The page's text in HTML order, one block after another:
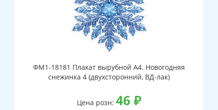
ФМ1-18181 Плакат вырубной А4. Новогодняя
снежинка 4 (двухсторонний, ВД-лак)
Цена розн: 46 ₽